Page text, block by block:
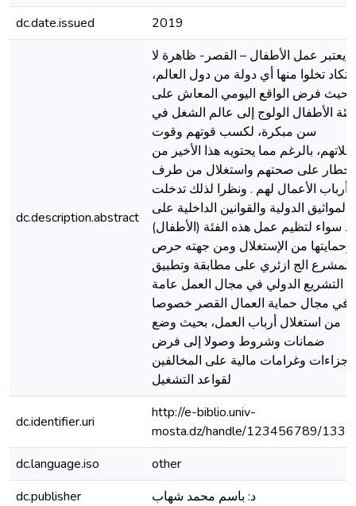
dc.date.issued
2019
dc.description.abstract
يعتبر عمل الأطفال – القصر- ظاهرة لا
تكاد تخلوا منها أي دولة من دول العالم،
بحيث فرض الواقع اليومي المعاش على
فئة الأطفال الولوج إلى عالم الشغل في
سن مبكرة، لكسب قوتهم وقوت
بالرغم مما يحتويه هذا الأخير من
أخطار على صحتهم واستغلال من طرف
أرباب الأعمال لهم . ونظرا لذلك تدخلت
المواثيق الدولية والقوانين الداخلية على
سواء لتظيم عمل هذه الفئة (الأطفال)
وحمايتها من الإستغلال ومن جهته حرص
المشرع الج ازئري على مطابقة وتطبيق
التشريع الدولي في مجال العمل عامة
وفي مجال حماية العمال القصر خصوصا
من استغلال أرباب العمل، بحيث وضع
ضمانات وشروط وصولا إلى فرض
جزاءات وغرامات مالية على المخالفين
لقواعد التشغيل
dc.identifier.uri
http://e-biblio.univ-
mosta.dz/handle/123456789/
dc.language.iso
other
dc.publisher
د: باسم محمد شهاب